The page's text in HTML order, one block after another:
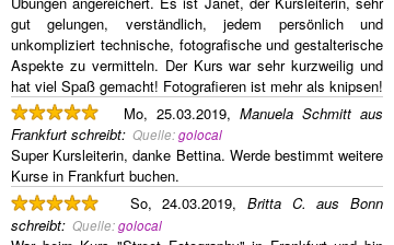
gut gelungen, verständlich, jedem persönlich und
unkompliziert technische, fotografische und gestalterische
Aspekte zu vermitteln. Der Kurs war sehr kurzweilig und
hat viel Spaß gemacht! Fotografieren ist mehr als knipsen!
Mo, 25.03.2019,Manuela Schmitt aus
Frankfurt schreibt: Quelle:golocal
Super Kursleiterin, danke Bettina. Werde bestimmt weitere
Kurse in Frankfurt buchen.
So, 24.03.2019, Britta C. aus Bonn
schreibt: Quelle:golocal